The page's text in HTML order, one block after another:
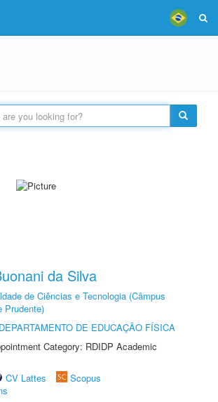
da Silva
de Ciências e Tecnologia (Câmpus
Prudente)
DEPARTAMENTO DE EDUCAÇÃO FÍSICA
Category: RDIDP Academic
CV Lattes
Scopus